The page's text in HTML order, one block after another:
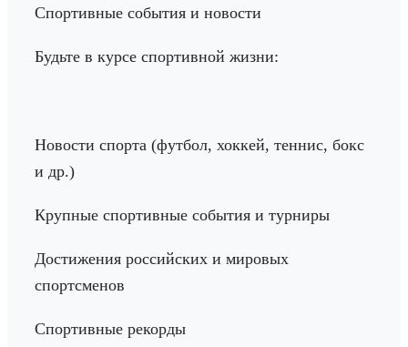
Спортивные события и новости
Будьте в курсе спортивной жизни:
Новости спорта (футбол, хоккей, теннис, бокс
и др.)
Крупные спортивные события и турниры
Достижения российских и мировых
спортсменов
Спортивные рекорды